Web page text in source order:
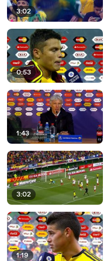
3:02
0:53
1:43
3:02
1:19